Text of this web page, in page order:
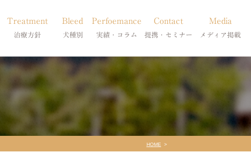
Treatment
治療方針
特別診療
ケア療法
Bleed
犬種別
柴犬の皮膚病
シーズーの皮膚病
フレンチブルドッグの皮膚病
Perfoemance
実績・コラム
犬種別
症状別
Contact
提携・セミナー
診療提携・セミナー開催
Media
メディア掲載
メディア掲載
HOME